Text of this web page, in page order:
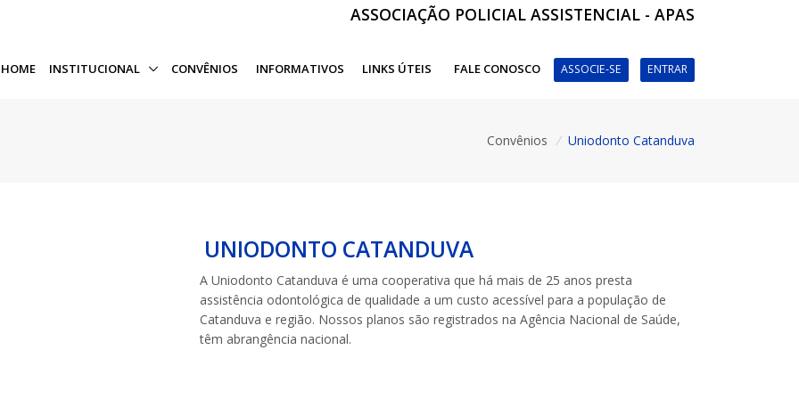
ASSOCIAÇÃO POLICIAL ASSISTENCIAL - APAS
HOME INSTITUCIONAL CONVÊNIOS INFORMATIVOS LINKS ÚTEIS FALE CONOSCO ASSOCIE-SE ENTRAR
Convênios / Uniodonto Catanduva
UNIODONTO CATANDUVA
A Uniodonto Catanduva é uma cooperativa que há mais de 25 anos presta
assistência odontológica de qualidade a um custo acessível para a população de
Catanduva e região. Nossos planos são registrados na Agência Nacional de Saúde,
têm abrangência nacional.